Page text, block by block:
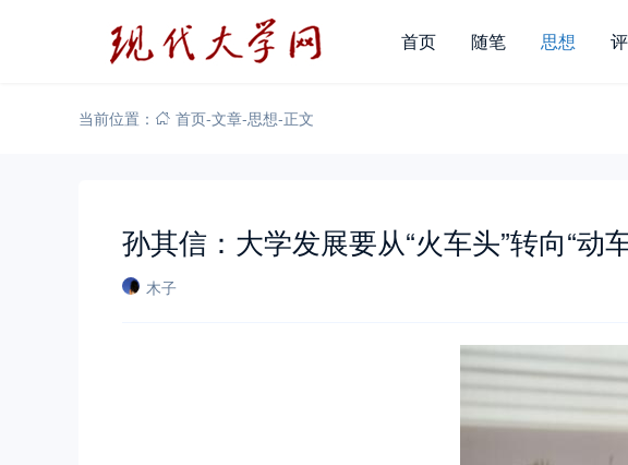
首页 随笔 思想
当前位置： 首页-文章-思想-正文
孙其信：大学发展要从“火车头”转向“动
木子